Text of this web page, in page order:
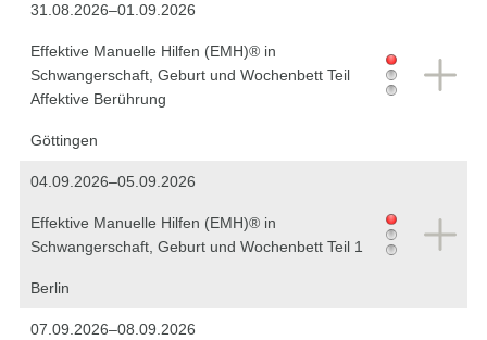
31.08.2026–01.09.2026
Effektive Manuelle Hilfen (EMH)® in
Schwangerschaft, Geburt und Wochenbett Teil
Affektive Berührung
Göttingen
04.09.2026–05.09.2026
Effektive Manuelle Hilfen (EMH)® in
Schwangerschaft, Geburt und Wochenbett Teil 1
Berlin
07.09.2026–08.09.2026